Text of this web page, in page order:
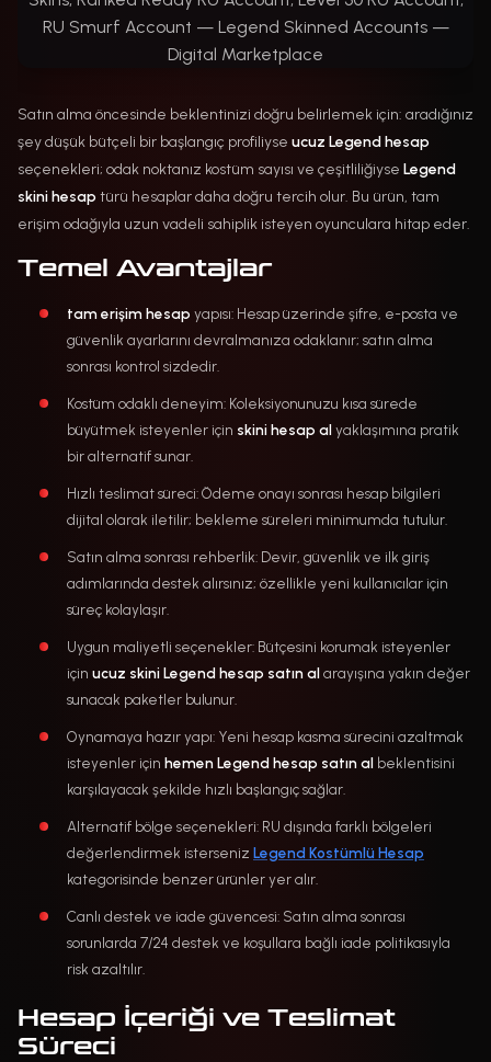
Satın alma öncesinde beklentinizi doğru belirlemek için: aradığınız
şey düşük bütçeli bir başlangıç profiliyse ucuz Legend hesap
seçenekleri; odak noktanız kostüm sayısı ve çeşitliliğiyse Legend
skini hesaptürü hesaplar daha doğru tercih olur. Bu ürün, tam
erişim odağıyla uzun vadeli sahiplik isteyen oyunculara hitap eder.
Temel Avantajlar
tam erişim hesap yapısı: Hesap üzerinde şifre, e-posta ve
güvenlik ayarlarını devralmanıza odaklanır; satın alma
sonrası kontrol sizdedir.
Kostüm odaklı deneyim: Koleksiyonunuzu kısa sürede
büyütmek isteyenler için skini hesap alyaklaşımına pratik
bir alternatif sunar.
Hızlı teslimat süreci: Ödeme onayı sonrası hesap bilgileri
dijital olarak iletilir; bekleme süreleri minimumda tutulur.
Satın alma sonrası rehberlik: Devir, güvenlik ve ilk giriş
adımlarında destek alırsınız; özellikle yeni kullanıcılar için
süreç kolaylaşır.
Uygun maliyetli seçenekler: Bütçesini korumak isteyenler
için ucuz skini Legend hesap satın alarayışına yakın değer
sunacak paketler bulunur.
Oynamaya hazır yapı: Yeni hesap kasma sürecini azaltmak
isteyenler için hemen Legend hesap satın al beklentisini
karşılayacak şekilde hızlı başlangıç sağlar.
Alternatif bölge seçenekleri: RU dışında farklı bölgeleri
değerlendirmek isterseniz Legend Kostümlü Hesap
kategorisinde benzer ürünler yer alır.
Canlı destek ve iade güvencesi: Satın alma sonrası
sorunlarda 7/24 destek ve koşullara bağlı iade politikasıyla
risk azaltılır.
Hesap İçeriği ve Teslimat
Süreci